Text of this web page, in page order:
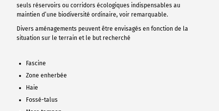
seuls réservoirs ou corridors écologiques indispensables au
maintien d’une biodiversité ordinaire, voir remarquable.
Divers aménagements peuvent être envisagés en fonction de la
situation sur le terrain et le but recherché
Fascine
Zone enherbée
Haie
Fossé-talus